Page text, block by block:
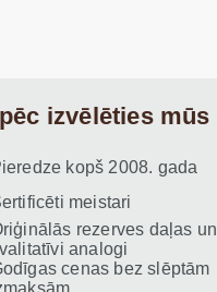
Vituma
izvēlēties mūs
kopš 2008. gada
meistari
rezerves daļas un
analogi
cenas bez slēptām